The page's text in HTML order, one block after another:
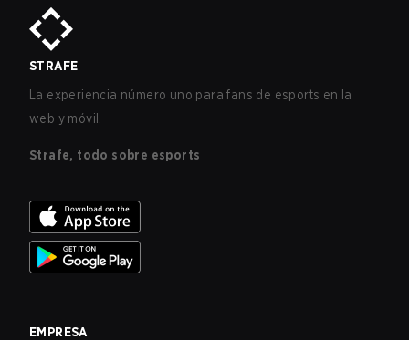
STRAFE
La experiencia número uno para fans de esports en la
web y móvil.
Strafe, todo sobre esports
EMPRESA